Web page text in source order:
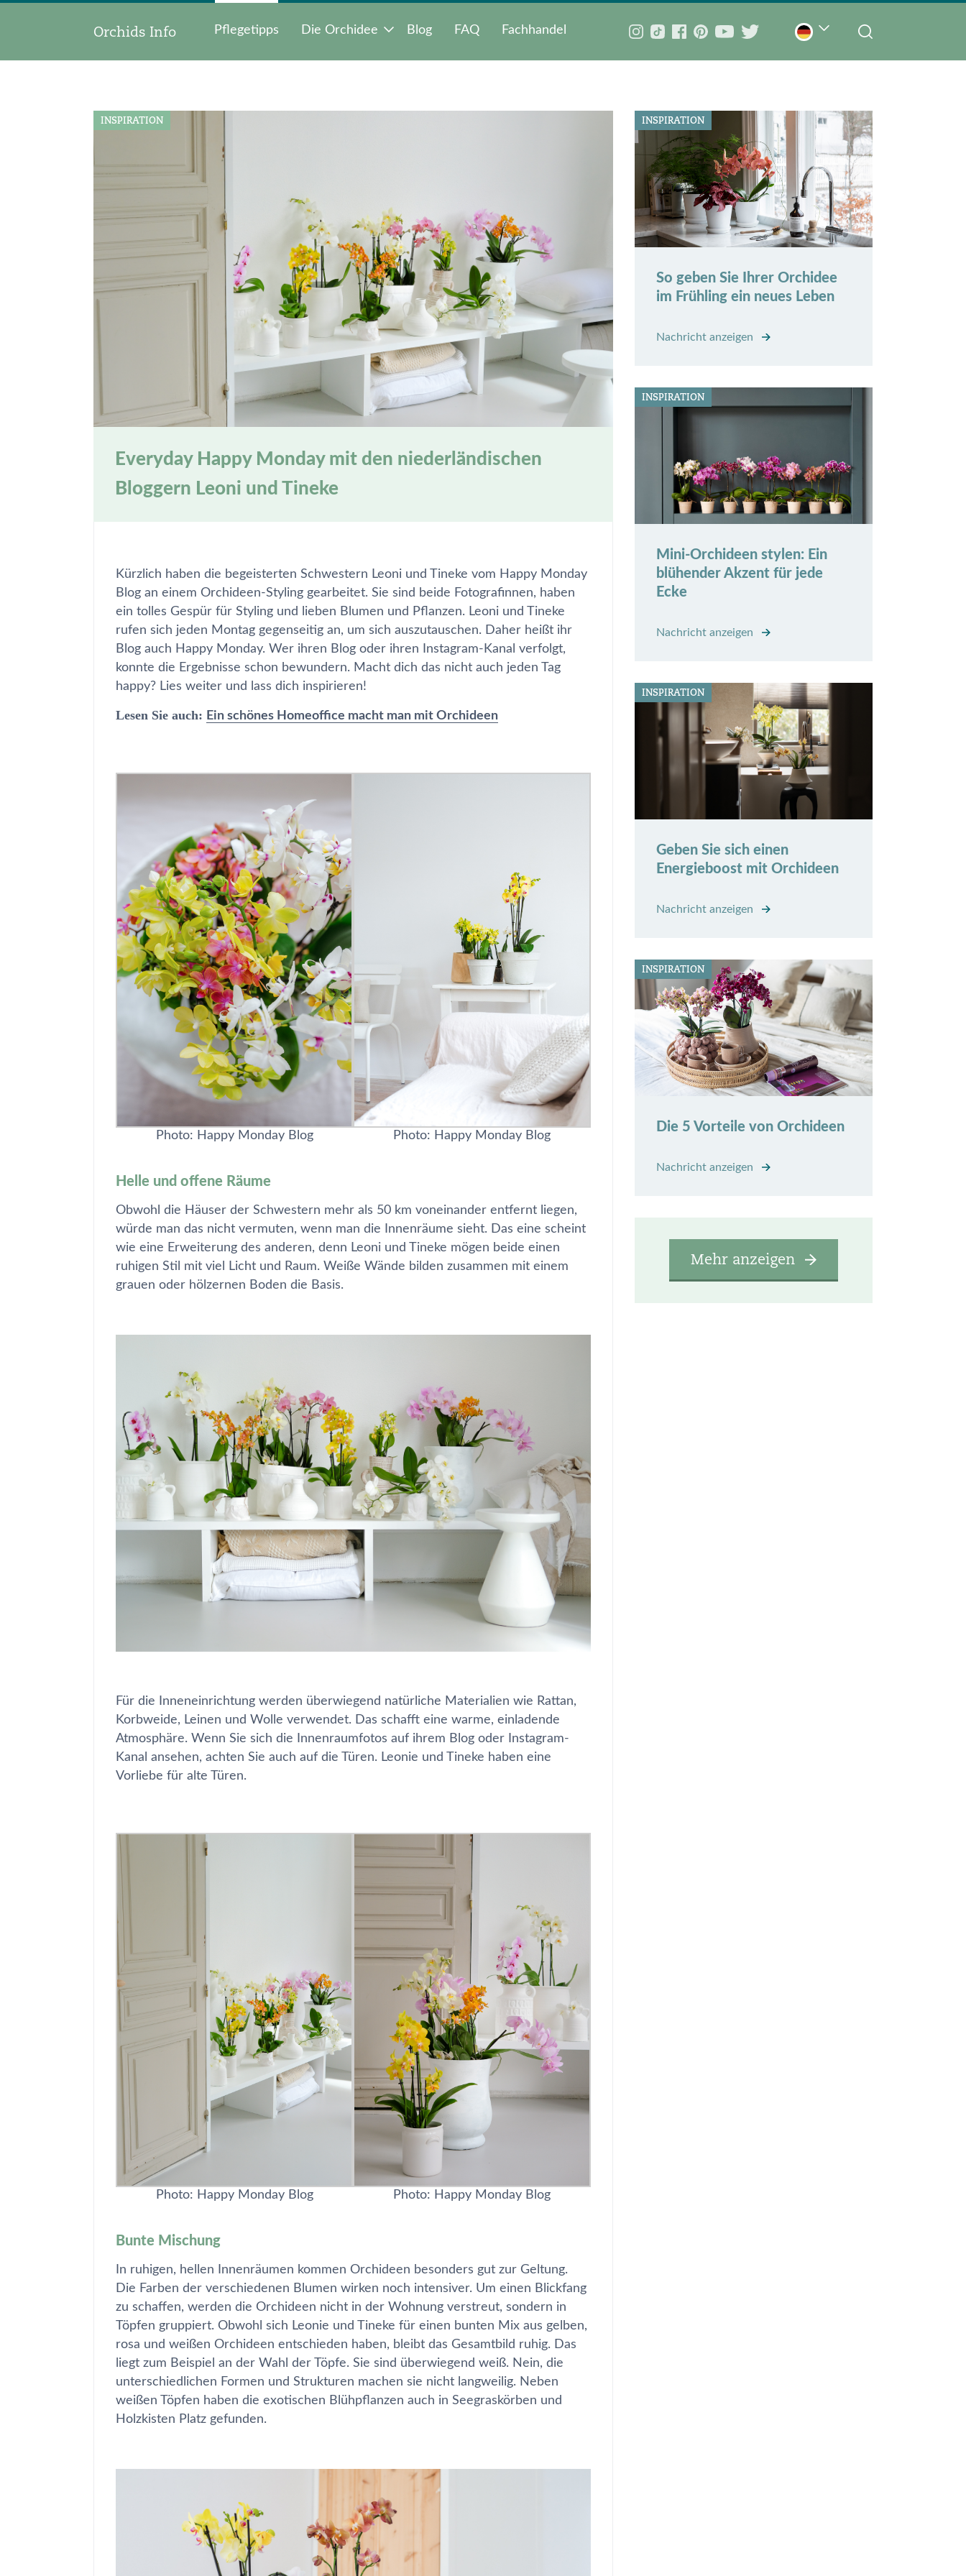
Orchids Info Pflegetipps Die Orchidee Blog FAQ Fachhandel
INSPIRATION
Everyday Happy Monday mit den niederländischen
Bloggern Leoni und Tineke
Kürzlich haben die begeisterten Schwestern Leoni und Tineke vom Happy Monday
Blog an einem Orchideen-Styling gearbeitet. Sie sind beide Fotografinnen, haben
ein tolles Gespür für Styling und lieben Blumen und Pflanzen. Leoni und Tineke
rufen sich jeden Montag gegenseitig an, um sich auszutauschen. Daher heißt ihr
Blog auch Happy Monday. Wer ihren Blog oder ihren Instagram-Kanal verfolgt,
konnte die Ergebnisse schon bewundern. Macht dich das nicht auch jeden Tag
happy? Lies weiter und lass dich inspirieren!
Lesen Sie auch: Ein schönes Homeoffice macht man mit Orchideen
Photo: Happy Monday Blog Photo: Happy Monday Blog
Helle und offene Räume
Obwohl die Häuser der Schwestern mehr als 50 km voneinander entfernt liegen,
würde man das nicht vermuten, wenn man die Innenräume sieht. Das eine scheint
wie eine Erweiterung des anderen, denn Leoni und Tineke mögen beide einen
ruhigen Stil mit viel Licht und Raum. Weiße Wände bilden zusammen mit einem
grauen oder hölzernen Boden die Basis.
Für die Inneneinrichtung werden überwiegend natürliche Materialien wie Rattan,
Korbweide, Leinen und Wolle verwendet. Das schafft eine warme, einladende
Atmosphäre. Wenn Sie sich die Innenraumfotos auf ihrem Blog oder Instagram-
Kanal ansehen, achten Sie auch auf die Türen. Leonie und Tineke haben eine
Vorliebe für alte Türen.
Photo: Happy Monday Blog Photo: Happy Monday Blog
Bunte Mischung
In ruhigen, hellen Innenräumen kommen Orchideen besonders gut zur Geltung.
Die Farben der verschiedenen Blumen wirken noch intensiver. Um einen Blickfang
zu schaffen, werden die Orchideen nicht in der Wohnung verstreut, sondern in
Töpfen gruppiert. Obwohl sich Leonie und Tineke für einen bunten Mix aus gelben,
rosa und weißen Orchideen entschieden haben, bleibt das Gesamtbild ruhig. Das
liegt zum Beispiel an der Wahl der Töpfe. Sie sind überwiegend weiß. Nein, die
unterschiedlichen Formen und Strukturen machen sie nicht langweilig. Neben
weißen Töpfen haben die exotischen Blühpflanzen auch in Seegraskörben und
Holzkisten Platz gefunden.
INSPIRATION
So geben Sie Ihrer Orchidee
im Frühling ein neues Leben
Nachricht anzeigen
INSPIRATION
Mini-Orchideen stylen: Ein
blühender Akzent für jede
Ecke
Nachricht anzeigen
INSPIRATION
Geben Sie sich einen
Energieboost mit Orchideen
Nachricht anzeigen
INSPIRATION
Die 5 Vorteile von Orchideen
Nachricht anzeigen
Mehr anzeigen